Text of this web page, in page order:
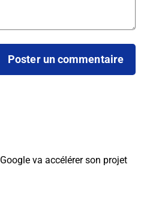
Google va accélérer son projet